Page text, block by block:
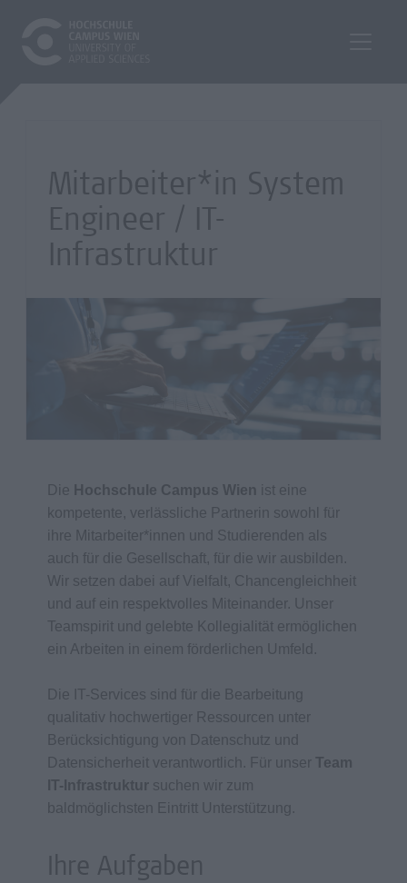
Mitarbeiter*in System
Engineer / IT-
Infrastruktur
Die Hochschule Campus Wien
ist eine
kompetente, verlässliche Partnerin sowohl für
ihre Mitarbeiter*innen und Studierenden als
auch für die Gesellschaft, für die wir ausbilden.
Wir setzen dabei auf Vielfalt, Chancengleichheit
und auf ein respektvolles Miteinander. Unser
Teamspirit und gelebte Kollegialität ermöglichen
ein Arbeiten in einem förderlichen Umfeld.
Die IT-Services sind für die Bearbeitung
qualitativ hochwertiger Ressourcen unter
Berücksichtigung von Datenschutz und
Datensicherheit verantwortlich. Für unser Team
IT-Infrastruktur suchen wir zum
baldmöglichsten Eintritt Unterstützung.
Ihre Aufgaben